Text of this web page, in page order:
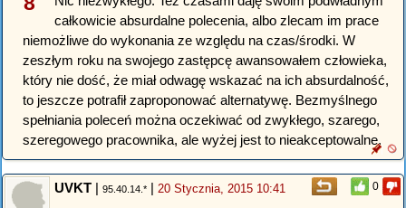
całkowicie absurdalne polecenia, albo zlecam im prace
niemożliwe do wykonania ze względu na czas/środki. W
zeszłym roku na swojego zastępcę awansowałem człowieka,
który nie dość, że miał odwagę wskazać na ich absurdalność,
to jeszcze potrafił zaproponować alternatywę. Bezmyślnego
spełniania poleceń można oczekiwać od zwykłego, szarego,
szeregowego pracownika, ale wyżej jest to nieakceptowalne.
0
UVKT | 95.40.14.* | 20 Stycznia, 2015 10:41